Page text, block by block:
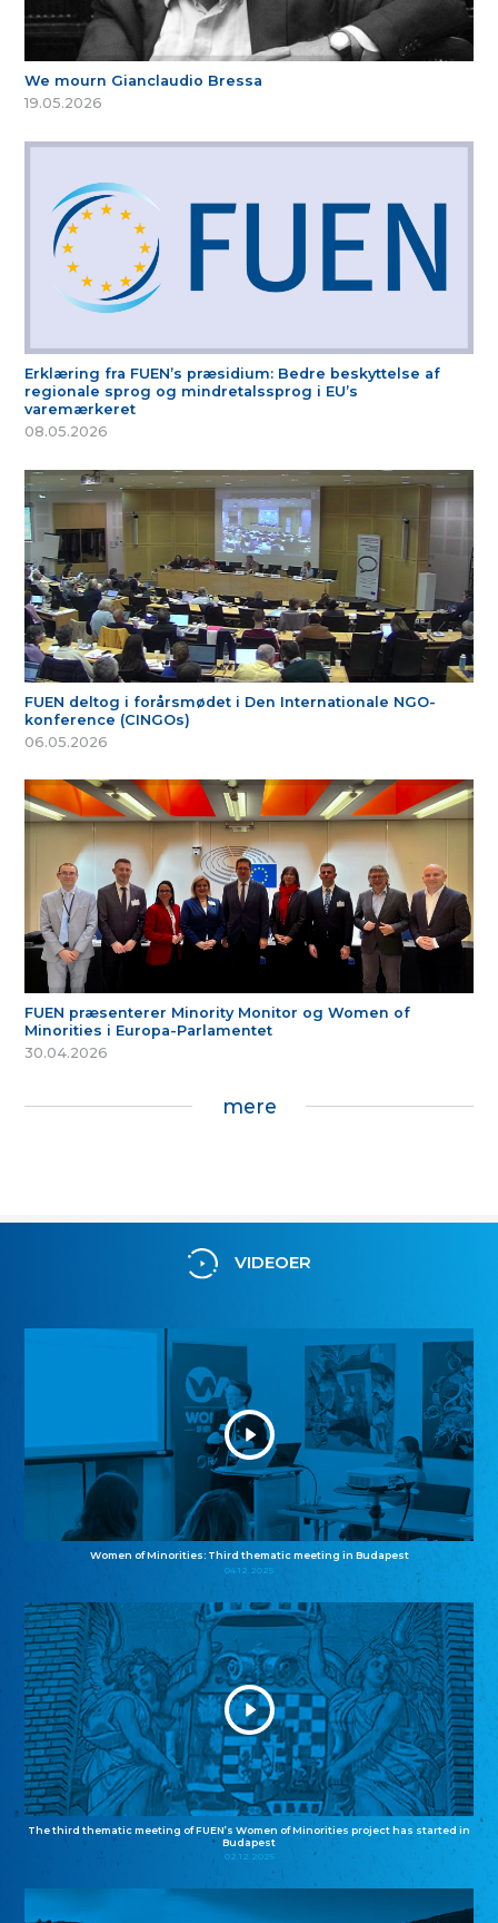
We mourn Gianclaudio Bressa
19.05.2026
Erklæring fra FUEN’s præsidium: Bedre beskyttelse af
regionale sprog og mindretalssprog i EU’s
varemærkeret
08.05.2026
FUEN deltog i forårsmødet i Den Internationale NGO-
konference (CINGOs)
06.05.2026
FUEN præsenterer Minority Monitor og Women of
Minorities i Europa-Parlamentet
30.04.2026
mere
VIDEOER
Women of Minorities: Third thematic meeting in Budapest
04.12.2025
The third thematic meeting of FUEN’s Women of Minorities project has started in
Budapest
02.12.2025